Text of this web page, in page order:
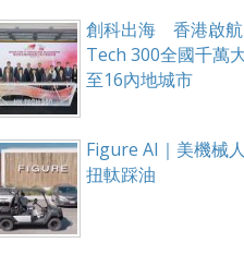
創科出海 香港啟
Tech 300全國千萬
至16內地城市
Figure AI｜美機械
扭軚踩油